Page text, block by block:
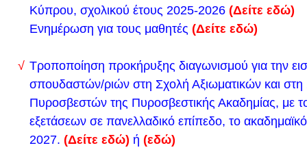
Προθεσμία υποβολής εδώ.
Προκήρυξη εδώ.
(Νηπιαγωγεία, Δημοτικά Σχολεία, Γυμνάσια και
Εκκλησιαστικά Σχολεία για το σχολικό έτος 2024-
Περισσότερες πληροφορίες στα παρακάτω δελτία
Δελτίο τύπου 1
Κύπρου, σχολικού έτους 2025-2026 (Δείτε εδώ)
Ενημέρωση για τους μαθητές (Δείτε εδώ)
Τροποποίηση προκήρυξης διαγωνισμού για την
σπουδαστών/ριών στη Σχολή Αξιωματικών και στη
Πυροσβεστών της Πυροσβεστικής Ακαδημίας, με
εξετάσεων σε πανελλαδικό επίπεδο, το
2027. (Δείτε εδώ) ή (εδώ)